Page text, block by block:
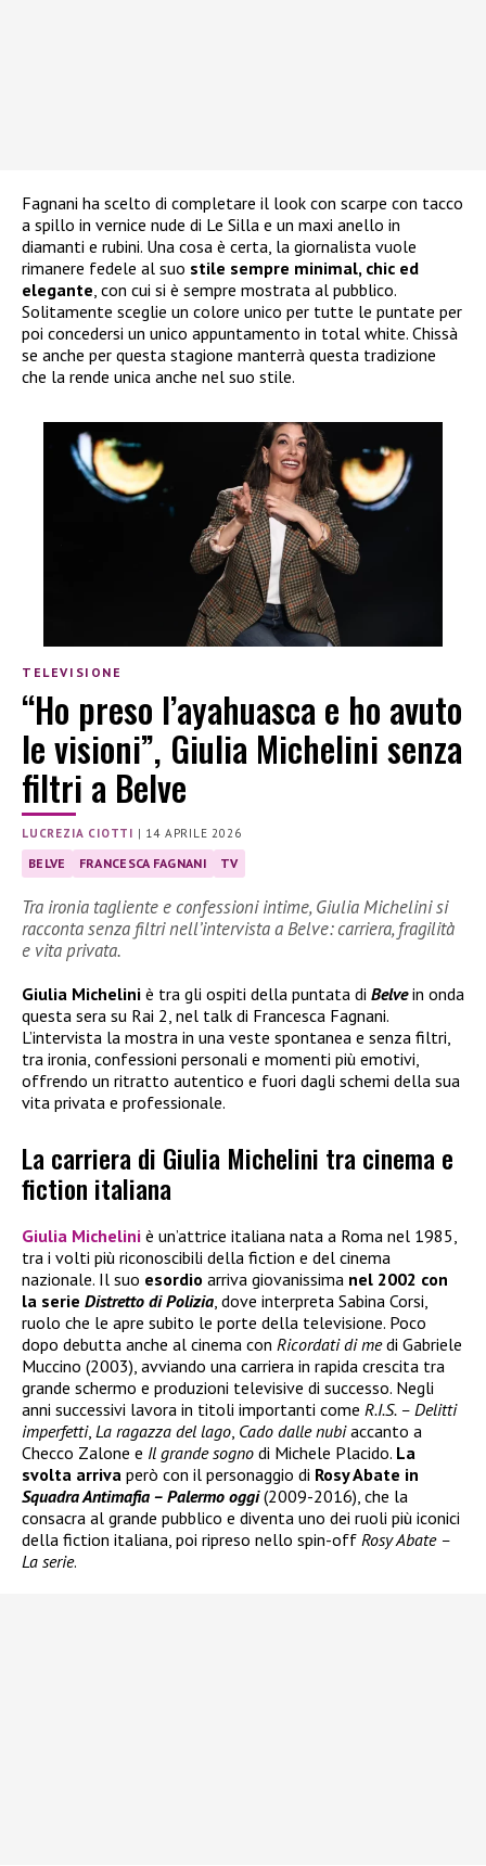
Fagnani ha scelto di completare il look con scarpe con tacco
a spillo in vernice nude di Le Silla e un maxi anello in
diamanti e rubini. Una cosa è certa, la giornalista vuole
rimanere fedele al suo stile sempre minimal, chic ed
elegante , con cui si è sempre mostrata al pubblico.
Solitamente sceglie un colore unico per tutte le puntate per
poi concedersi un unico appuntamento in total white. Chissà
se anche per questa stagione manterrà questa tradizione
che la rende unica anche nel suo stile.
TELEVISIONE
“Ho preso l’ayahuasca e ho avuto
le visioni”, Giulia Michelini senza
filtri a Belve
LUCREZIA CIOTTI | 14 APRILE 2026
BELVE FRANCESCA FAGNANI TV
Tra ironia tagliente e confessioni intime, Giulia Michelini si
racconta senza filtri nell’intervista a Belve: carriera, fragilità
e vita privata.
Giulia Michelini è tra gli ospiti della puntata di Belve in onda
questa sera su Rai 2, nel talk di Francesca Fagnani.
L’intervista la mostra in una veste spontanea e senza filtri,
tra ironia, confessioni personali e momenti più emotivi,
offrendo un ritratto autentico e fuori dagli schemi della sua
vita privata e professionale.
La carriera di Giulia Michelini tra cinema e
fiction italiana
Giulia Michelini è un’attrice italiana nata a Roma nel 1985,
tra i volti più riconoscibili della fiction e del cinema
nazionale. Il suo esordio arriva giovanissima nel 2002 con
la serie Distretto di Polizia , dove interpreta Sabina Corsi,
ruolo che le apre subito le porte della televisione. Poco
dopo debutta anche al cinema con Ricordati di medi Gabriele
Muccino (2003), avviando una carriera in rapida crescita tra
grande schermo e produzioni televisive di successo. Negli
anni successivi lavora in titoli importanti come R.I.S. – Delitti
imperfetti, La ragazza del lago Cado dalle nubiaccanto a
Checco Zalone e Il grande sogno di Michele Placido. La
svolta arriva però con il personaggio di Rosy Abate in
Squadra Antimafia – Palermo oggi(2009-2016), che la
consacra al grande pubblico e diventa uno dei ruoli più iconici
della fiction italiana, poi ripreso nello spin-off Rosy Abate –
La serie.